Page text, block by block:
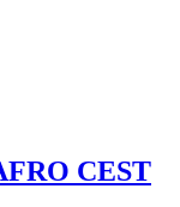
CEST